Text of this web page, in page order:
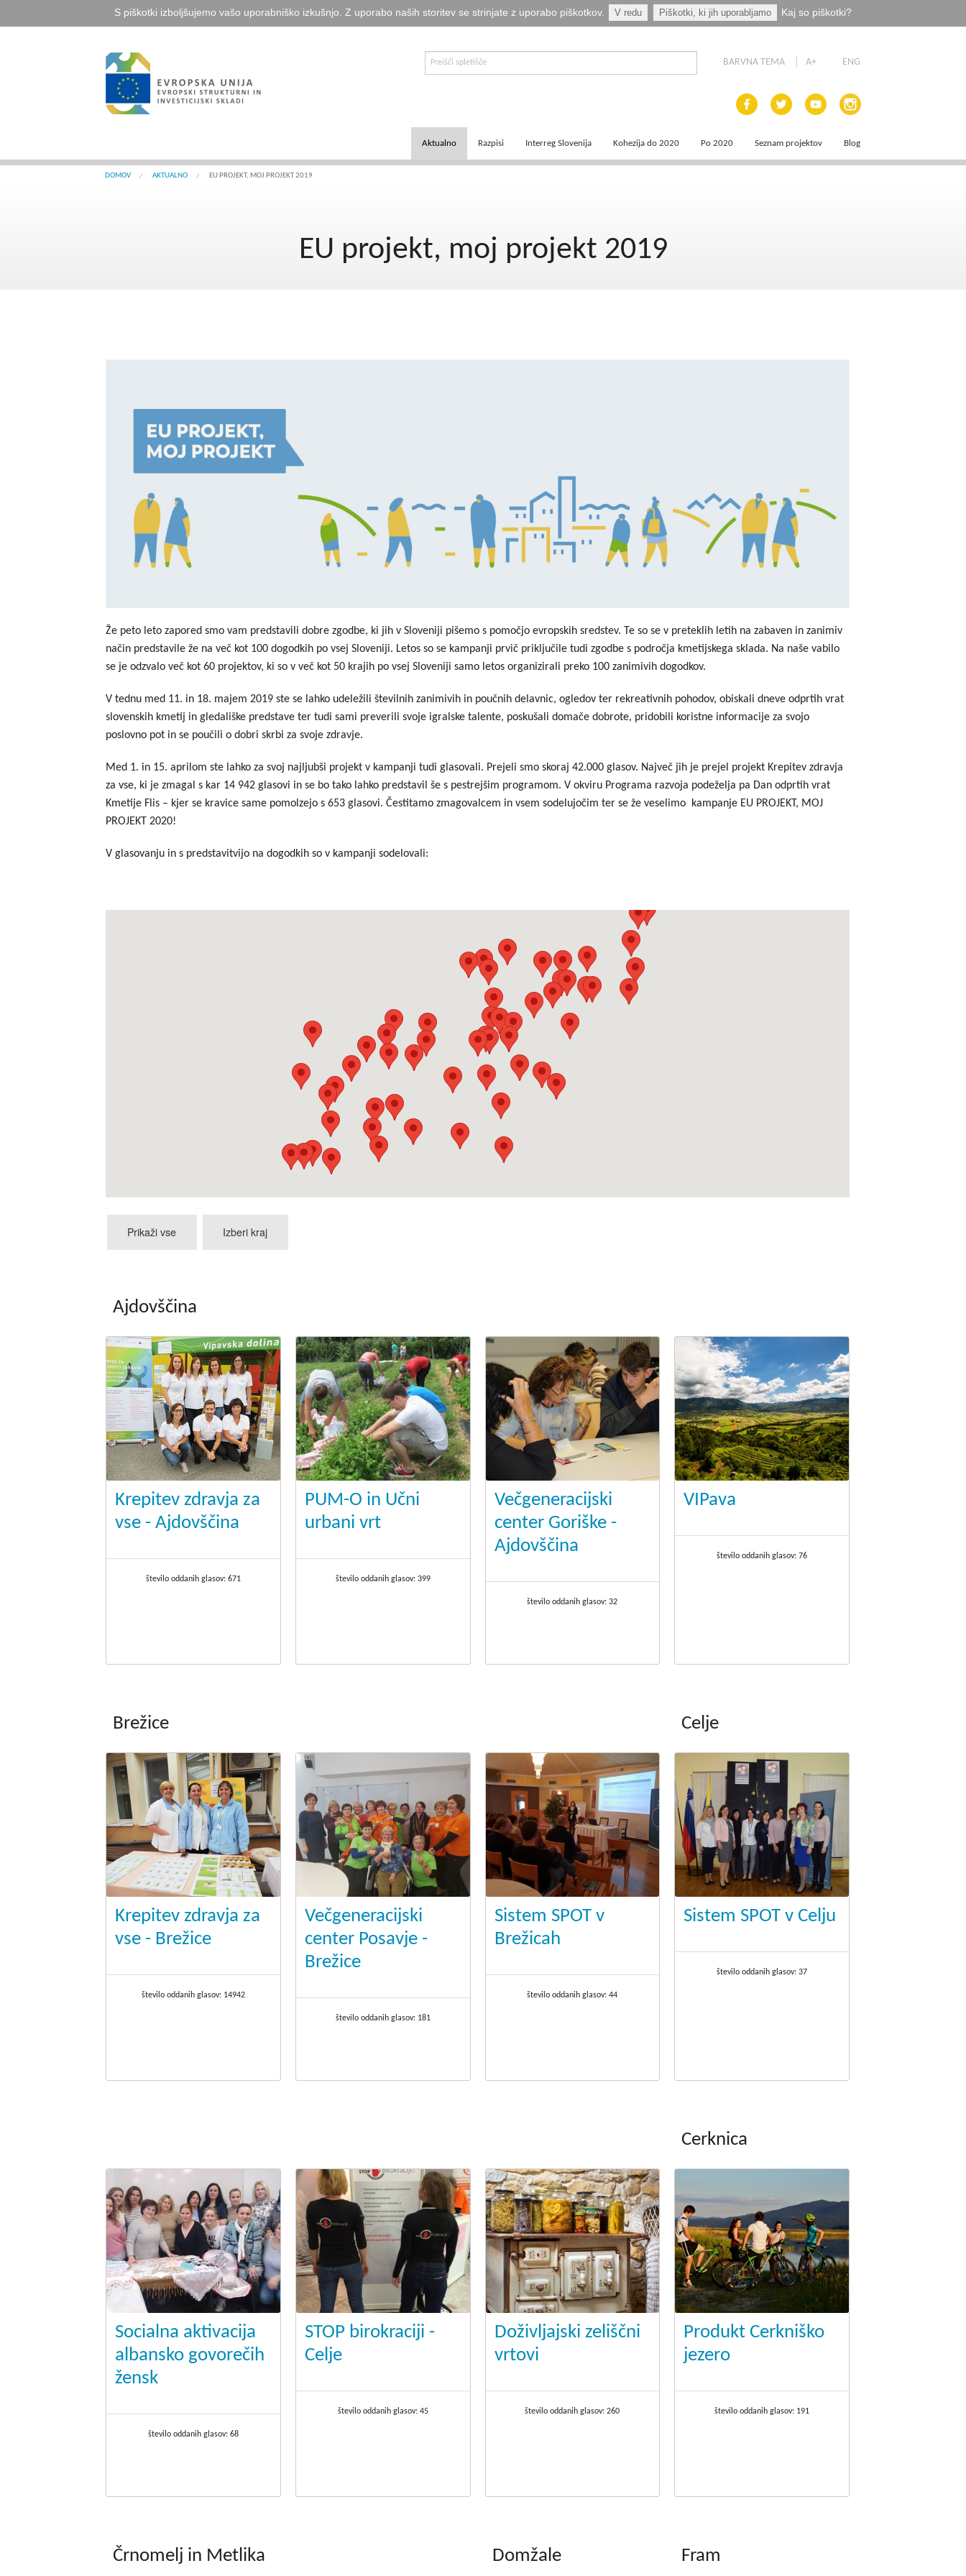
S piškotki izboljšujemo vašo uporabniško izkušnjo. Z uporabo naših storitev se strinjate z uporabo piškotkov. V redu Piškotki, ki jih uporabljamo Kaj so piškotki?
BARVNA TEMA A+ ENG
Aktualno
Logotipi
Razpisi
Napovedani razpisi
Interreg Slovenija
Medregionalno sodelovanje
Kohezija do 2020
Zakonodaja
Po 2020 Seznam projektov Blog
DOMOV AKTUALNO EU PROJEKT, MOJ PROJEKT 2019
EU projekt, moj projekt 2019
Že peto leto zapored smo vam predstavili dobre zgodbe, ki jih v Sloveniji pišemo s pomočjo evropskih sredstev. Te so se v preteklih letih na zabaven in zanimiv
način predstavile že na več kot 100 dogodkih po vsej Sloveniji. Letos so se kampanji prvič priključile tudi zgodbe s področja kmetijskega sklada. Na naše vabilo
se je odzvalo več kot 60 projektov, ki so v več kot 50 krajih po vsej Sloveniji samo letos organizirali preko 100 zanimivih dogodkov.
V tednu med 11. in 18. majem 2019 ste se lahko udeležili številnih zanimivih in poučnih delavnic, ogledov ter rekreativnih pohodov, obiskali dneve odprtih vrat
slovenskih kmetij in gledališke predstave ter tudi sami preverili svoje igralske talente, poskušali domače dobrote, pridobili koristne informacije za svojo
poslovno pot in se poučili o dobri skrbi za svoje zdravje.
Med 1. in 15. aprilom ste lahko za svoj najljubši projekt v kampanji tudi glasovali. Prejeli smo skoraj 42.000 glasov. Največ jih je prejel projekt Krepitev zdravja
za vse, ki je zmagal s kar 14 942 glasovi in se bo tako lahko predstavil še s pestrejšim programom. V okviru Programa razvoja podeželja pa Dan odprtih vrat
Kmetije Flis – kjer se kravice same pomolzejo s 653 glasovi. Čestitamo zmagovalcem in vsem sodelujočim ter se že veselimo kampanje EU PROJEKT, MOJ
PROJEKT 2020!
V glasovanju in s predstavitvijo na dogodkih so v kampanji sodelovali:
Prikaži vse Izberi kraj
Ajdovščina
Krepitev zdravja za
vse - Ajdovščina
število oddanih glasov: 671
PUM-O in Učni
urbani vrt
število oddanih glasov: 399
Večgeneracijski
center Goriške -
Ajdovščina
število oddanih glasov:32
VIPava
število oddanih glasov:76
Brežice
Krepitev zdravja za
vse - Brežice
število oddanih glasov: 14942
Večgeneracijski
center Posavje -
Brežice
število oddanih glasov: 181
Sistem SPOT v
Brežicah
število oddanih glasov:44
Celje
Sistem SPOT v Celju
število oddanih glasov:37
Socialna aktivacija
albansko govorečih
žensk
število oddanih glasov: 68
STOP birokraciji -
Celje
število oddanih glasov: 45
Doživljajski zeliščni
vrtovi
število oddanih glasov:260
Cerknica
Produkt Cerkniško
jezero
število oddanih glasov: 191
Črnomelj in Metlika Domžale Fram